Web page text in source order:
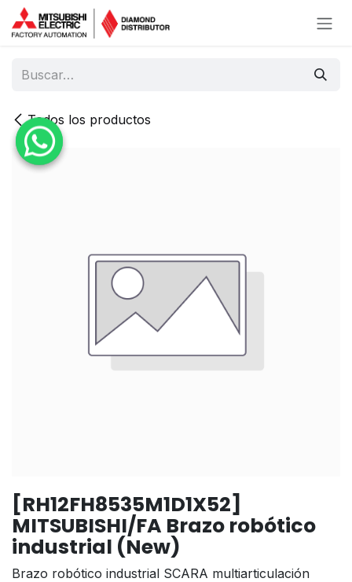
Ir al contenido
Todos los productos
[RH12FH8535M1D1X52]
MITSUBISHI/FA Brazo robótico
industrial (New)
Brazo robótico industrial SCARA multiarticulación